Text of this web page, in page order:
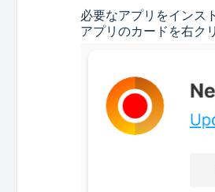
必要なアプリをインス
アプリのカードを右ク